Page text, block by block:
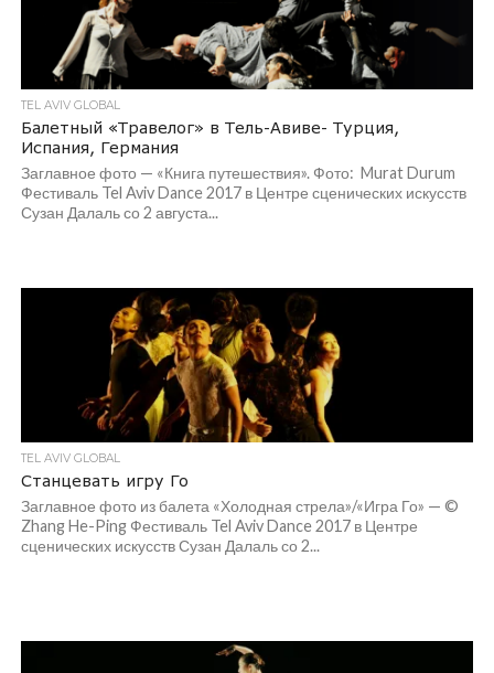
TEL AVIV GLOBAL
Балетный «Травелог» в Тель-Авиве- Турция,
Испания, Германия
Заглавное фото — «Книга путешествия». Фото: Murat Durum
Фестиваль Tel Aviv Dance 2017 в Центре сценических искусств
Сузан Далаль со 2 августа...
TEL AVIV GLOBAL
Станцевать игру Го
Заглавное фото из балета «Холодная стрела»/«Игра Го» — ©
Zhang He-Ping Фестиваль Tel Aviv Dance 2017 в Центре
сценических искусств Сузан Далаль со 2...